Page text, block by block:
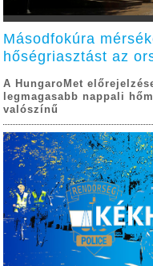
Másodfokúra
hőségriasztást az
A HungaroMet
legmagasabb nappali
valószínű